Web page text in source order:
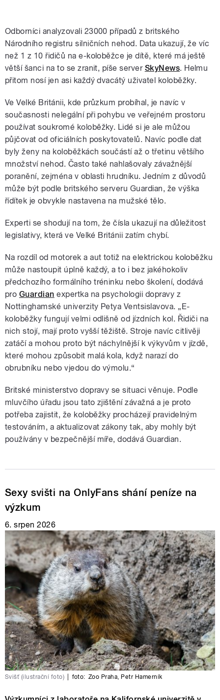
Odborníci analyzovali 23000 případů z britského
Národního registru silničních nehod. Data ukazují, že víc
než 1 z 10 řidičů na e-koloběžce je dítě, které má ještě
větší šanci na to se zranit, píše server SkyNews. Helmu
přitom nosí jen asi každý dvacátý uživatel koloběžky.
Ve Velké Británii, kde průzkum probíhal, je navíc v
současnosti nelegální při pohybu ve veřejném prostoru
používat soukromé koloběžky. Lidé si je ale můžou
půjčovat od oficiálních poskytovatelů. Navíc podle dat
byly ženy na koloběžkách součástí až o třetinu většího
množství nehod. Často také nahlašovaly závažnější
poranění, zejména v oblasti hrudníku. Jedním z důvodů
může být podle britského serveru Guardian, že výška
řídítek je obvykle nastavena na mužské tělo.
Experti se shodují na tom, že čísla ukazují na důležitost
legislativy, která ve Velké Británii zatím chybí.
Na rozdíl od motorek a aut totiž na elektrickou koloběžku
může nastoupit úplně každý, a to i bez jakéhokoliv
předchozího formálního tréninku nebo školení, dodává
pro Guardian expertka na psychologii dopravy z
Nottinghamské univerzity Petya Ventsislavova. „E-
koloběžky fungují velmi odlišně od jízdních kol. Řidiči na
nich stojí, mají proto vyšší těžiště. Stroje navíc citlivěji
zatáčí a mohou proto být náchylnější k výkyvům v jízdě,
které mohou způsobit malá kola, když narazí do
obrubníku nebo vjedou do výmolu.“
Britské ministerstvo dopravy se situaci věnuje. Podle
mluvčího úřadu jsou tato zjištění závažná a je proto
potřeba zajistit, že koloběžky procházejí pravidelným
testováním, a aktualizovat zákony tak, aby mohly být
používány v bezpečnější míře, dodává Guardian.
Sexy svišti na OnlyFans shání peníze na
výzkum
6. srpen 2026
Svišť (ilustrační foto) foto: Zoo Praha,Petr Hamerník